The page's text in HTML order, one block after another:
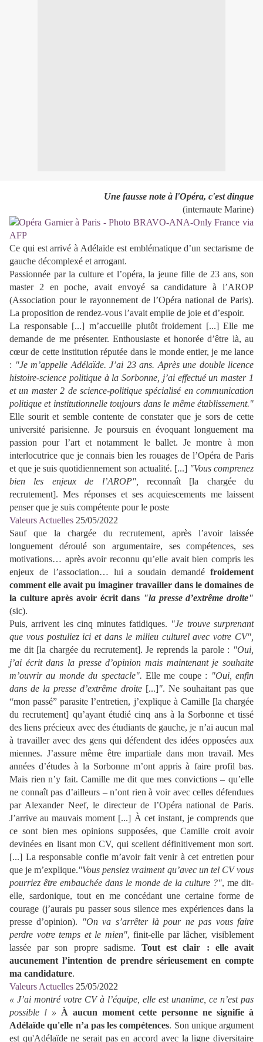
Une fausse note à l'Opéra, c'est dingue
(internaute Marine)
Ce qui est arrivé à Adélaïde est emblématique d’un sectarisme de
gauche décomplexé et arrogant.
Passionnée par la culture et l’opéra, la jeune fille de 23 ans, son
master 2 en poche, avait envoyé sa candidature à l’AROP
(Association pour le rayonnement de l’Opéra national de Paris).
La proposition de rendez-vous l’avait emplie de joie et d’espoir.
La responsable [...] m’accueille plutôt froidement [...] Elle me
demande de me présenter. Enthousiaste et honorée d’être là, au
cœur de cette institution réputée dans le monde entier, je me lance
: "Je m’appelle Adélaïde. J’ai 23 ans. Après une double licence
histoire-science politique à la Sorbonne, j’ai effectué un master 1
et un master 2 de science-politique spécialisé en communication
politique et institutionnelle toujours dans le même établissement."
Elle sourit et semble contente de constater que je sors de cette
université parisienne. Je poursuis en évoquant longuement ma
passion pour l’art et notamment le ballet. Je montre à mon
interlocutrice que je connais bien les rouages de l’Opéra de Paris
et que je suis quotidiennement son actualité. [...] "Vous comprenez
bien les enjeux de l’AROP", reconnaît [la chargée du
recrutement]. Mes réponses et ses acquiescements me laissent
penser que je suis compétente pour le poste
Valeurs Actuelles 25/05/2022
Sauf que la chargée du recrutement, après l’avoir laissée
longuement déroulé son argumentaire, ses compétences, ses
motivations… après avoir reconnu qu’elle avait bien compris les
enjeux de l’association… lui a soudain demandé froidement
comment elle avait pu imaginer travailler dans le domaines de
la culture après avoir écrit dans "la presse d’extrême droite"
(sic).
Puis, arrivent les cinq minutes fatidiques. "Je trouve surprenant
que vous postuliez ici et dans le milieu culturel avec votre CV",
me dit [la chargée du recrutement]. Je reprends la parole : "Oui,
j’ai écrit dans la presse d’opinion mais maintenant je souhaite
m’ouvrir au monde du spectacle". Elle me coupe : "Oui, enfin
dans de la presse d’extrême droite [...]". Ne souhaitant pas que
“mon passé” parasite l’entretien, j’explique à Camille [la chargée
du recrutement] qu’ayant étudié cinq ans à la Sorbonne et tissé
des liens précieux avec des étudiants de gauche, je n’ai aucun mal
à travailler avec des gens qui défendent des idées opposées aux
miennes. J’assure même être impartiale dans mon travail. Mes
années d’études à la Sorbonne m’ont appris à faire profil bas.
Mais rien n’y fait. Camille me dit que mes convictions – qu’elle
ne connaît pas d’ailleurs – n’ont rien à voir avec celles défendues
par Alexander Neef, le directeur de l’Opéra national de Paris.
J’arrive au mauvais moment [...] À cet instant, je comprends que
ce sont bien mes opinions supposées, que Camille croit avoir
devinées en lisant mon CV, qui scellent définitivement mon sort.
[...] La responsable confie m’avoir fait venir à cet entretien pour
que je m’explique."Vous pensiez vraiment qu’avec un tel CV vous
pourriez être embauchée dans le monde de la culture ?", me dit-
elle, sardonique, tout en me concédant une certaine forme de
courage (j’aurais pu passer sous silence mes expériences dans la
presse d’opinion). "On va s’arrêter là pour ne pas vous faire
perdre votre temps et le mien", finit-elle par lâcher, visiblement
lassée par son propre sadisme. Tout est clair : elle avait
aucunement l’intention de prendre sérieusement en compte
ma candidature.
Valeurs Actuelles 25/05/2022
« J’ai montré votre CV à l’équipe, elle est unanime, ce n’est pas
possible ! » À aucun moment cette personne ne signifie à
Adélaïde qu'elle n’a pas les compétences. Son unique argument
est qu'Adélaïde ne serait pas en accord avec la ligne diversitaire